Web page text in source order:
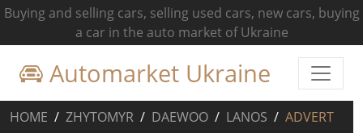
Buying and selling cars, selling used cars, new cars, buying
a car in the auto market of Ukraine
Automarket Ukraine
HOME ZHYTOMYR DAEWOO LANOS ADVERT